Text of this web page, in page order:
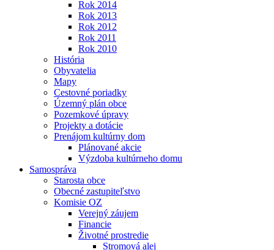
Rok 2014
Rok 2013
Rok 2012
Rok 2011
Rok 2010
História
Obyvatelia
Mapy
Cestovné poriadky
Územný plán obce
Pozemkové úpravy
Projekty a dotácie
Prenájom kultúrny dom
Plánované akcie
Výzdoba kultúrneho domu
Samospráva
Starosta obce
Obecné zastupiteľstvo
Komisie OZ
Verejný záujem
Financie
Životné prostredie
Stromová alej